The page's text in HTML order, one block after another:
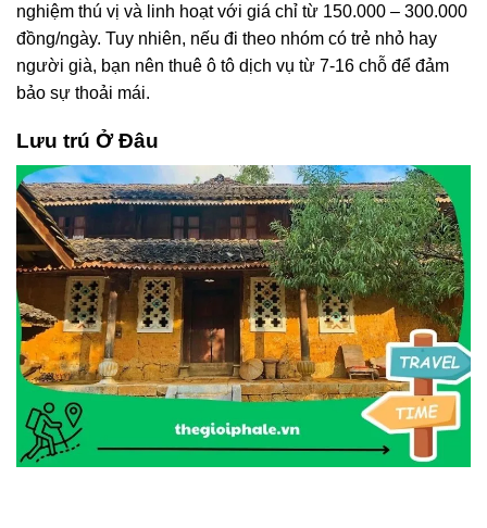
nghiệm thú vị và linh hoạt với giá chỉ từ 150.000 – 300.000
đồng/ngày. Tuy nhiên, nếu đi theo nhóm có trẻ nhỏ hay
người già, bạn nên thuê ô tô dịch vụ từ 7-16 chỗ để đảm
bảo sự thoải mái.
Lưu trú Ở Đâu